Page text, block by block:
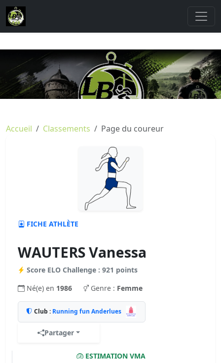
Accueil Classements Page du coureur
FICHE ATHLÈTE
WAUTERS Vanessa
Score ELO Challenge : 921 points
Né(e) en 1986 Genre : Femme
Club : Running fun Anderlues
Partager
ESTIMATION VMA